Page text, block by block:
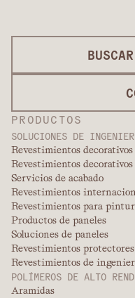
PRODUCTOS
SOLUCIONES DE
Revestimientos
Revestimientos decorativos
Servicios de acabado
Revestimientos
Revestimientos para
Productos de paneles
Soluciones de paneles
Revestimientos protectores
Revestimientos de
POLÍMEROS DE ALTO
Aramidas